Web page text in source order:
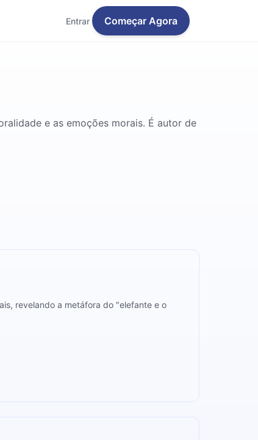
Entrar Começar Agora
e as emoções morais. É autor de
revelando a metáfora do "elefante e o